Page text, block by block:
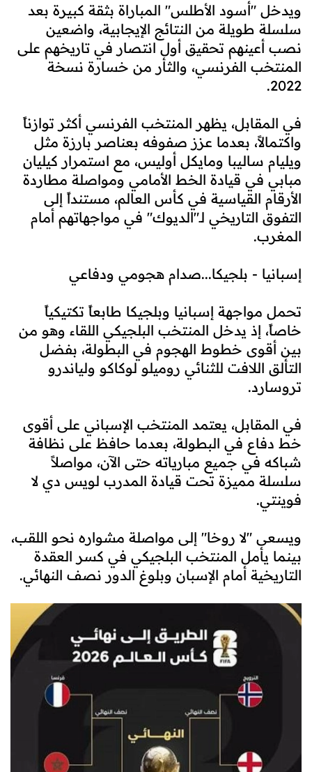
ويدخل "أسود الأطلس" المباراة بثقة كبيرة بعد
سلسلة طويلة من النتائج الإيجابية، واضعين
نصب أعينهم تحقيق أول انتصار في تاريخهم على
المنتخب الفرنسي، والثأر من خسارة نسخة
2022.
في المقابل، يظهر المنتخب الفرنسي أكثر توازناً
واكتمالاً، بعدما عزز صفوفه بعناصر بارزة مثل
ويليام ساليبا ومايكل أوليس، مع استمرار كيليان
مبابي في قيادة الخط الأمامي ومواصلة مطاردة
الأرقام القياسية في كأس العالم، مستنداً إلى
التفوق التاريخي لـ"الديوك" في مواجهاتهم أمام
المغرب.
إسبانيا - بلجيكا...صدام هجومي ودفاعي
تحمل مواجهة إسبانيا وبلجيكا طابعاً تكتيكياً
خاصاً، إذ يدخل المنتخب البلجيكي اللقاء وهو من
بين أقوى خطوط الهجوم في البطولة، بفضل
التألق اللافت للثنائي روميلو لوكاكو ولياندرو
تروسارد.
في المقابل، يعتمد المنتخب الإسباني على أقوى
خط دفاع في البطولة، بعدما حافظ على نظافة
شباكه في جميع مبارياته حتى الآن، مواصلاً
سلسلة مميزة تحت قيادة المدرب لويس دي لا
فوينتي.
ويسعى "لا روخا" إلى مواصلة مشواره نحو اللقب،
بينما يأمل المنتخب البلجيكي في كسر العقدة
التاريخية أمام الإسبان وبلوغ الدور نصف النهائي.